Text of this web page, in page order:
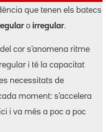
que tenen els batecs
o irregular.
cor s'anomena ritme
i té la capacitat
necessitats de
moment: s'accelera
i va més a poc a poc